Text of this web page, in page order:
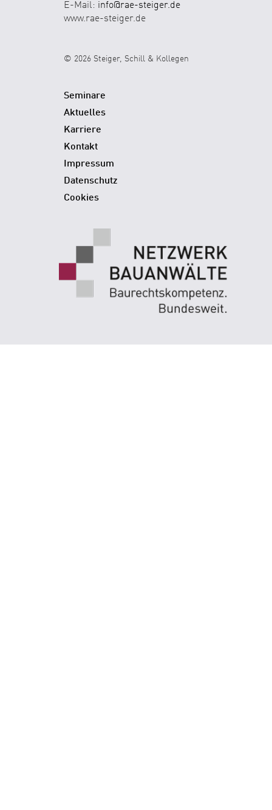
E-Mail: info@rae-steiger.de
www.rae-steiger.de
© 2026 Steiger, Schill & Kollegen
Seminare
Aktuelles
Karriere
Kontakt
Impressum
Datenschutz
Cookies